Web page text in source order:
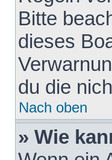
Bitte
dieses
du die
Nach oben
» Wie